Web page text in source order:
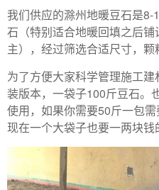
我们供应的滁州地暖豆石是
石（特别适合地暖回填之后
主），经过筛选合适尺寸，颗
为了方便大家科学管理施工
装版本，一袋子100斤豆石。
使用，如果你需要50斤一包
现在一个大袋子也要一两块钱